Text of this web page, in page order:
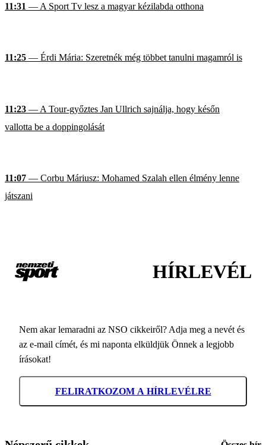
11:31 — A Sport Tv lesz a magyar kézilabda otthona
11:25 — Érdi Mária: Szeretnék még többet tanulni magamról is
11:23 — A Tour-győztes Jan Ullrich sajnálja, hogy későn
vallotta be a doppingolását
11:07 — Corbu Máriusz: Mohamed Szalah ellen élmény lenne
játszani
HÍRLEVÉL
Nem akar lemaradni az NSO cikkeiről? Adja meg a nevét és
az e-mail címét, és mi naponta elküldjük Önnek a legjobb
írásokat!
FELIRATKOZOM A HÍRLEVÉLRE